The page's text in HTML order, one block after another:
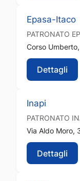
Epasa-Itaco
PATRONATO
Corso
Dettagli
Inapi
PATRONATO
Via Aldo Moro,
Dettagli